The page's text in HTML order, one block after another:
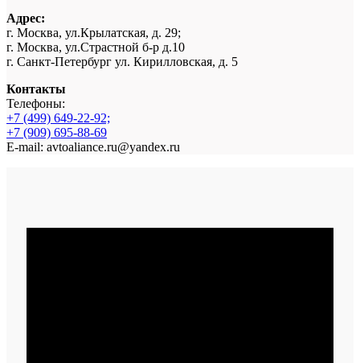
Адрес:
г. Москва, ул.Крылатская, д. 29;
г. Москва, ул.Страстной б-р д.10
г. Санкт-Петербург ул. Кирилловская, д. 5
Контакты
Телефоны:
+7 (499) 649-22-92;
+7 (909) 695-88-69
E-mail: avtoaliance.ru@yandex.ru